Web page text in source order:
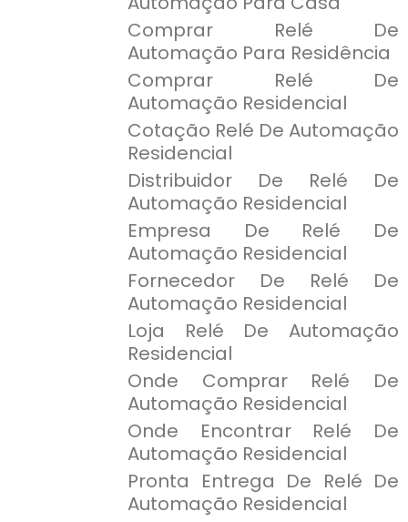
Comprar Relé De
Automação Para Residência
Comprar Relé De
Automação Residencial
Cotação Relé De Automação
Residencial
Distribuidor De Relé De
Automação Residencial
Empresa De Relé De
Automação Residencial
Fornecedor De Relé De
Automação Residencial
Loja Relé De Automação
Residencial
Onde Comprar Relé De
Automação Residencial
Onde Encontrar Relé De
Automação Residencial
Pronta Entrega De Relé De
Automação Residencial